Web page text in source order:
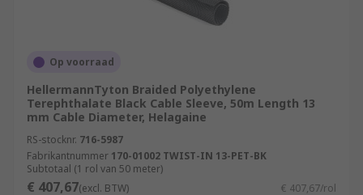
Op voorraad
HellermannTyton Braided Polyethylene
Terephthalate Black Cable Sleeve, 50m Length 13
mm Cable Diameter, Helagaine
RS-stocknr. 716-5987
Fabrikantnummer 170-01002 TWIST-IN 13-PET-BK
Subtotaal (1 rol van 50 meter)
€ 407,67(excl. BTW) € 407,67/rol